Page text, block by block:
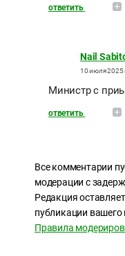
ответить
Nail
10 июля 2025
Министр с
ответить
Все комментарии
модерации с
Редакция
публикации
Правила